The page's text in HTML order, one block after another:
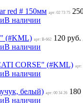
red # 150мм арт: 02 73 75
В наличии
(#KML) арт: B-662 120 руб.
В наличии
CORSE" (#KML) арт:
В наличии
белый) арт: 00 34 26 180
В наличии